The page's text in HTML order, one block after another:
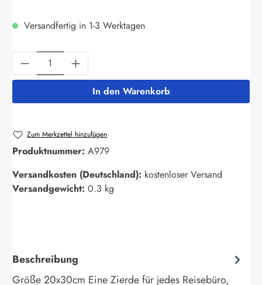
Versandfertig in 1-3 Werktagen
Produkt Anzahl: Gib den gewünschten
In den Warenkorb
Zum Merkzettel hinzufügen
Produktnummer: A979
Versandkosten (Deutschland): kostenloser Versand
Versandgewicht: 0.3 kg
Beschreibung
Größe 20x30cm Eine Zierde für jedes Reisebüro,